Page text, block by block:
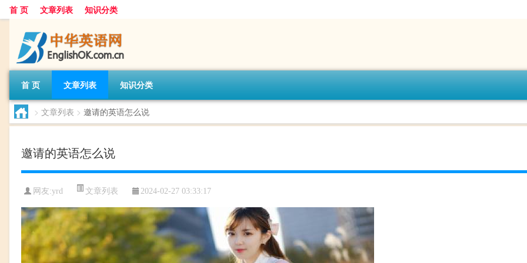
首 页 文章列表 知识分类
首 页 文章列表 知识分类
> 文章列表 > 邀请的英语怎么说
邀请的英语怎么说
网友:yrd 文章列表 2024-02-27 03:33:17